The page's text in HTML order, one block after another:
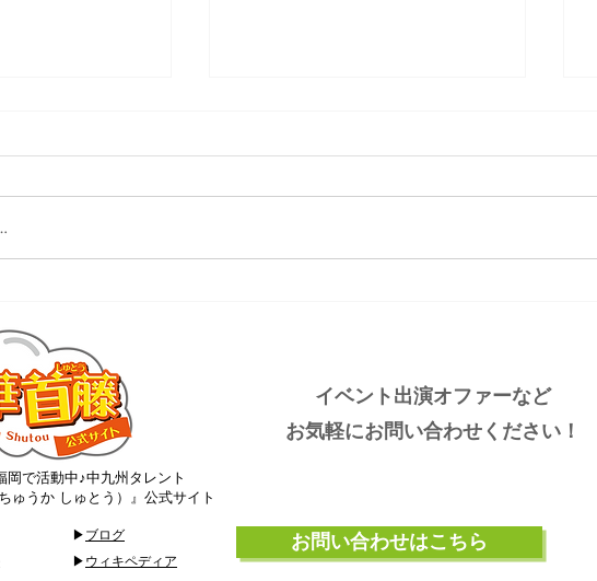
イベント出演オファーなど
お気軽にお問い合わせください！
岡で活動中♪中九州タレント
ゅうか しゅとう）』公式サイト
▶ ブログ
▶ ウィキペディア
お問い合わせはこちら